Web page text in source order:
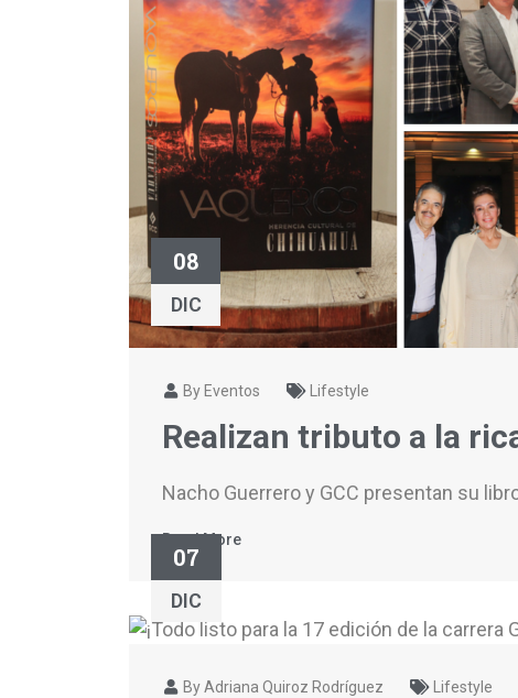
08
DIC
By Eventos Lifestyle
Realizan tributo a la
Nacho Guerrero y GCC presentan su
Read More
07
DIC
By Adriana Quiroz Rodríguez Lifestyle